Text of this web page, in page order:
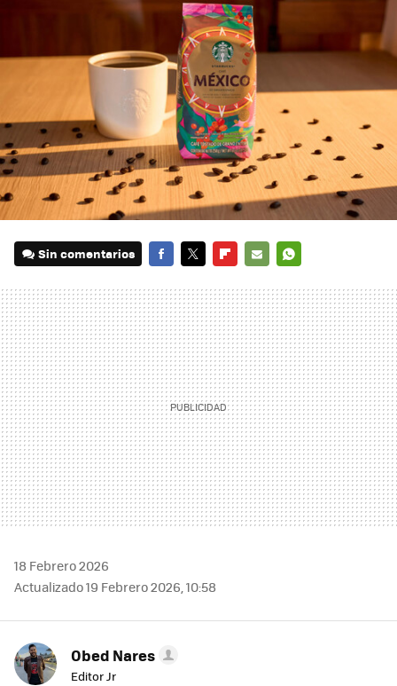
Sin comentarios
MAIL
18 Febrero 2026
Actualizado 19 Febrero 2026, 10:58
Obed Nares
Editor Jr